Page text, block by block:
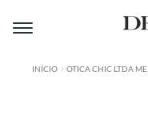
Pular
para
Pular
para
INÍCIO OTICA CHIC LTDA ME.